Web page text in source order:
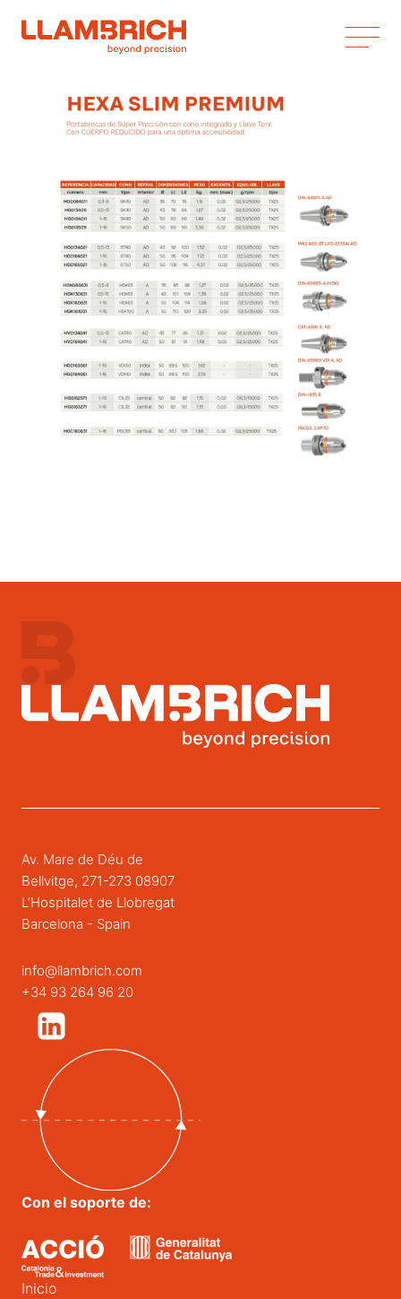
Av. Mare de Déu de
Bellvitge, 271-273 08907
L’Hospitalet de Llobregat
Barcelona - Spain
info@llambrich.com
+34 93 264 96 20
Con el soporte de:
Inicio